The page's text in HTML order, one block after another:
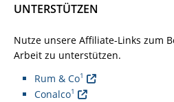
UNTERSTÜTZEN
Nutze unsere Affiliate-Links zum
Arbeit zu unterstützen.
Rum & Co1
Conalco1